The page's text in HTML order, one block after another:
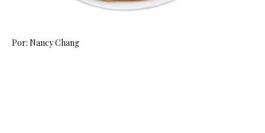
Por: Nancy Chang